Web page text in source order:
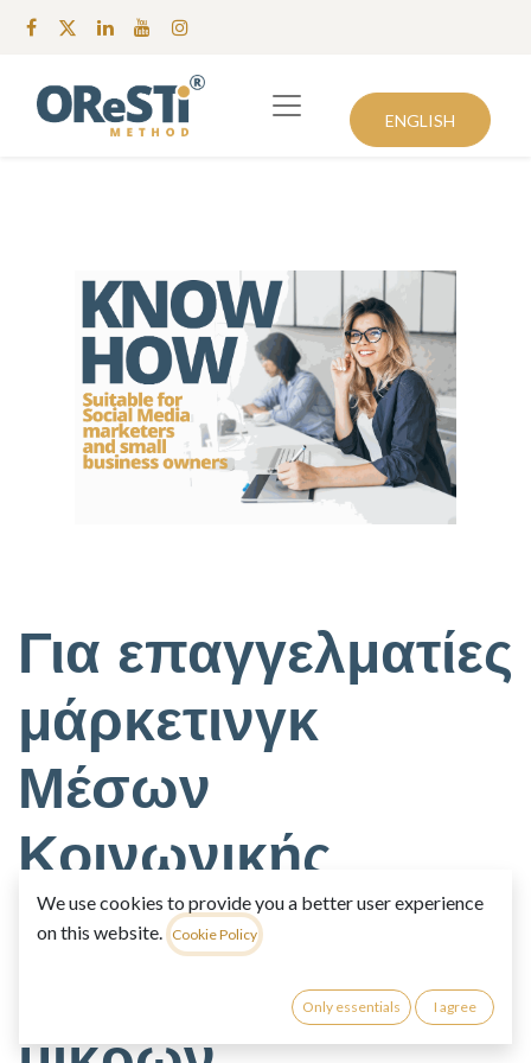
ENGLISH
Για επαγγελματίες
μάρκετινγκ
Μέσων
Κοινωνικής
Δικτύωσης
και ιδιοκτήτες
We use cookies to provide you a better user experience
on this website.
Cookie Policy
Only essentials I agree